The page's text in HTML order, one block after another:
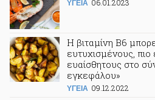
ΥΓΕΙΑ 06.01.2023
Η βιταμίνη Β6
ευτυχισμένους, πιο
ευαίσθητους στο
εγκεφάλου»
ΥΓΕΙΑ 09.12.2022